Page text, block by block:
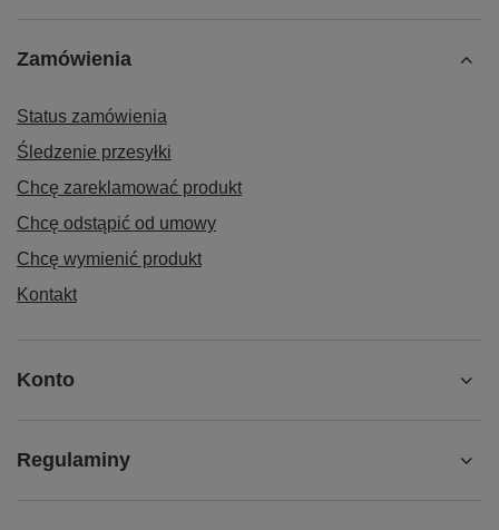
Zamówienia
Status zamówienia
Śledzenie przesyłki
Chcę zareklamować produkt
Chcę odstąpić od umowy
Chcę wymienić produkt
Kontakt
Konto
Regulaminy